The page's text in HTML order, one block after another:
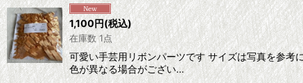
1,100円(税込)
在庫数 1点
可愛い手芸用リボンパーツです サイズは写真を参考
色が異なる場合がござい…